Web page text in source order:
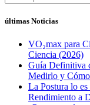
últimas Noticias
VO₂max para
Ciencia (2026)
Guía Definitiva
Medirlo y
La Postura lo
Rendimiento a